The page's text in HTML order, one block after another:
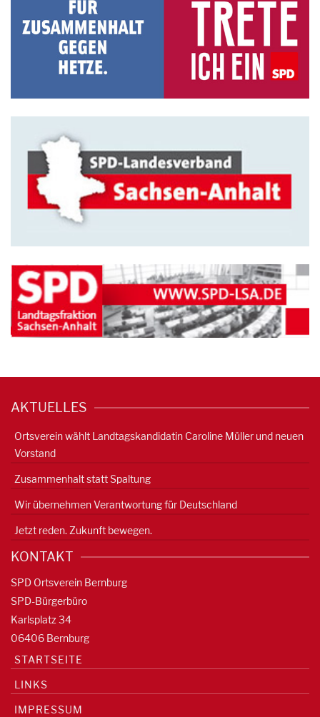
AKTUELLES
Ortsverein wählt Landtagskandidatin Caroline Müller und neuen
Vorstand
Zusammenhalt statt Spaltung
Wir übernehmen Verantwortung für Deutschland
Jetzt reden. Zukunft bewegen.
KONTAKT
SPD Ortsverein Bernburg
SPD-Bürgerbüro
Karlsplatz 34
06406 Bernburg
STARTSEITE
LINKS
IMPRESSUM